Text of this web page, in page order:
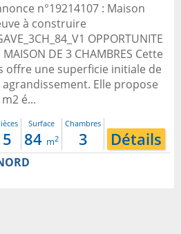
n°19214107 : Maison
à construire
OPPORTUNITE
DE 3 CHAMBRES Cette
offre une superficie initiale de
Elle propose
é...
5
Surface
84 m2
Chambres
3 Détails